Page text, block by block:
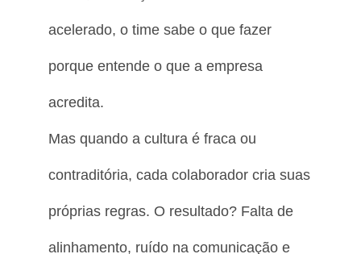
acelerado, o time sabe o que fazer
porque entende o que a empresa
acredita.
Mas quando a cultura é fraca ou
contraditória, cada colaborador cria suas
próprias regras. O resultado? Falta de
alinhamento, ruído na comunicação e